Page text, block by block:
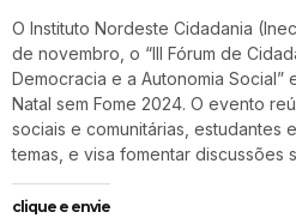
O Instituto Nordeste Cidadania
de novembro, o “III Fórum de
Democracia e a Autonomia Social”
Natal sem Fome 2024. O evento
sociais e comunitárias, estudantes
temas, e visa fomentar discussões
clique e envie